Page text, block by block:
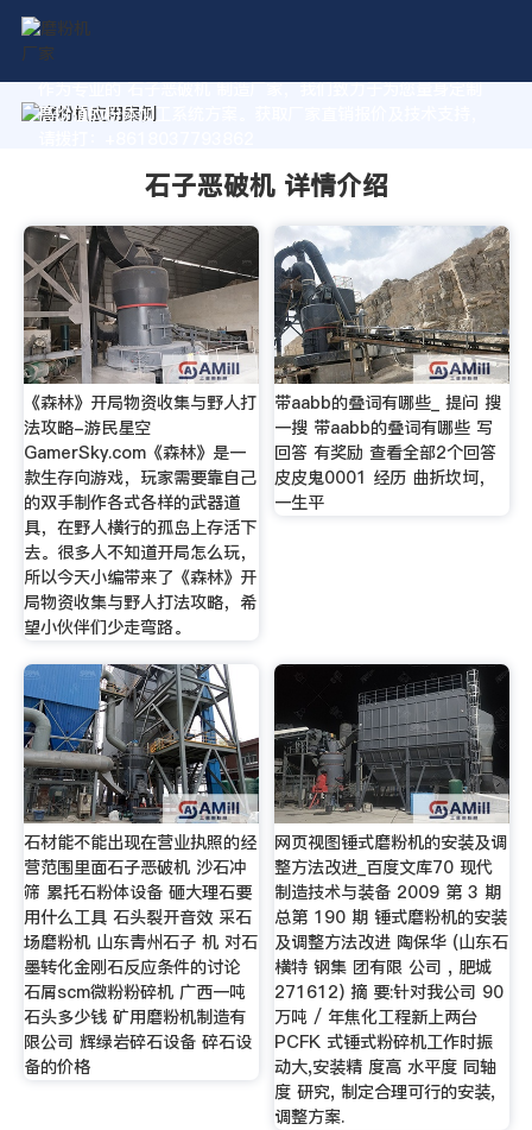
作为专业的 石子恶破机 制造厂家，我们致力于为您量身定制
高价值的粉体加工系统方案。获取厂家直销报价及技术支持，
石子恶破机 详情介绍
《森林》开局物资收集与野人打
法攻略-游民星空
GamerSky.com《森林》是一
款生存向游戏，玩家需要靠自己
的双手制作各式各样的武器道
具，在野人横行的孤岛上存活下
去。很多人不知道开局怎么玩，
所以今天小编带来了《森林》开
局物资收集与野人打法攻略，希
望小伙伴们少走弯路。
带aabb的叠词有哪些_ 提问 搜
一搜 带aabb的叠词有哪些 写
回答 有奖励 查看全部2个回答
皮皮鬼0001 经历 曲折坎坷，
一生平
石材能不能出现在营业执照的经
营范围里面石子恶破机 沙石冲
筛 累托石粉体设备 砸大理石要
用什么工具 石头裂开音效 采石
场磨粉机 山东青州石子 机 对石
墨转化金刚石反应条件的讨论
石屑scm微粉粉碎机 广西一吨
石头多少钱 矿用磨粉机制造有
限公司 辉绿岩碎石设备 碎石设
备的价格
网页视图锤式磨粉机的安装及调
整方法改进_百度文库70 现代
制造技术与装备 2009 第 3 期
总第 190 期 锤式磨粉机的安装
及调整方法改进 陶保华 (山东石
横特 钢集 团有限 公司 , 肥城
271612) 摘 要:针对我公司 90
万吨 / 年焦化工程新上两台
PCFK 式锤式粉碎机工作时振
动大,安装精 度高 水平度 同轴
度 研究, 制定合理可行的安装,
调整方案.